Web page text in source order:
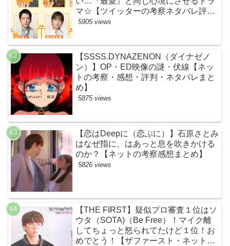
マ☆【ツイッターの考察ネタバレ評価
黒幕評判感想批判原作犯人キャスト脚
5905 views
【SSSS.DYNAZENON（ダイナゼノ
ン）】OP・ED映像の謎・伏線【ネッ
トの考察・感想・評判・ネタバレまと
め】
5875 views
【恋はDeepに（恋ぷに）】石原さとみ
はなぜ指に、はあっと息を吹きかける
のか？【ネットの考察感想まとめ】
5826 views
【THE FIRST】疑似プロ審査１位はソ
ウタ（SOTA)（Be Free）！マイク離
してちょっと怒られてたけど１位！お
めでとう！【ザファースト・ネットの